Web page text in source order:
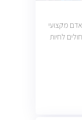
מקצועי
לחיות